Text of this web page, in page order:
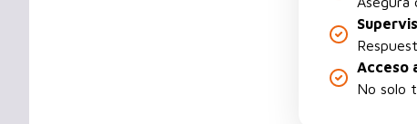
Acceso
No solo